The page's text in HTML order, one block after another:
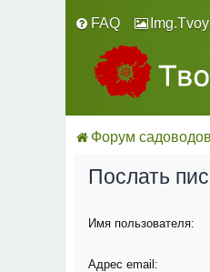
FAQ
Форум
Послать
Имя пользователя:
Адрес email: